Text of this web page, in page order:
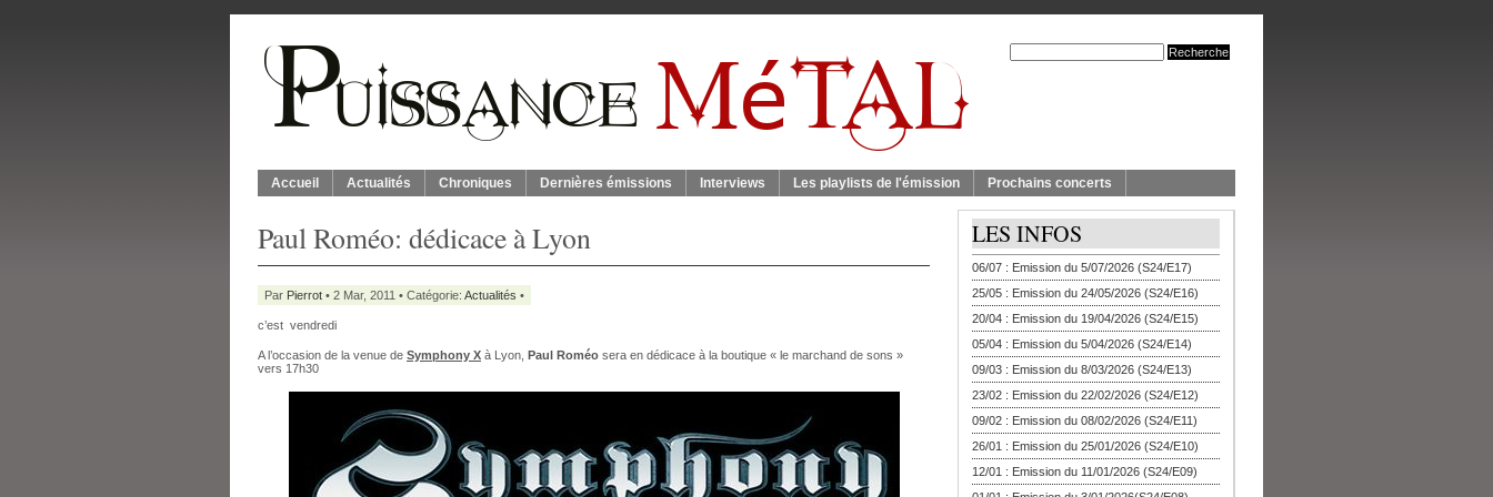
Accueil Actualités Chroniques Dernières émissions Interviews Les playlists de l'émission Prochains concerts
Paul Roméo: dédicace à Lyon
Par Pierrot • 2 Mar, 2011 • Catégorie: Actualités •
c’est vendredi
A l’occasion de la venue de Symphony X à Lyon, Paul Roméo sera en dédicace à la boutique « le marchand de sons »
vers 17h30
LES INFOS
06/07 : Emission du 5/07/2026 (S24/E17)
25/05 : Emission du 24/05/2026 (S24/E16)
20/04 : Emission du 19/04/2026 (S24/E15)
05/04 : Emission du 5/04/2026 (S24/E14)
09/03 : Emission du 8/03/2026 (S24/E13)
23/02 : Emission du 22/02/2026 (S24/E12)
09/02 : Emission du 08/02/2026 (S24/E11)
26/01 : Emission du 25/01/2026 (S24/E10)
12/01 : Emission du 11/01/2026 (S24/E09)